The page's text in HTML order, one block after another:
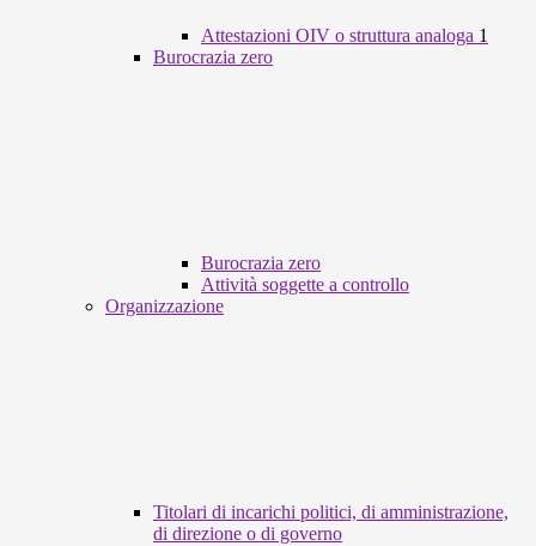
Attestazioni OIV o struttura analoga 1
Burocrazia zero
Burocrazia zero
Attività soggette a controllo
Organizzazione
Titolari di incarichi politici, di amministrazione,
di direzione o di governo